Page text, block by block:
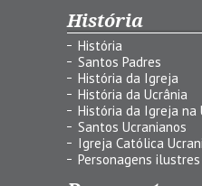
História
História
Santos Padres
História da Igreja
História da Ucrânia
História da Igreja na
Santos Ucranianos
Igreja Católica
Personagens ilustres